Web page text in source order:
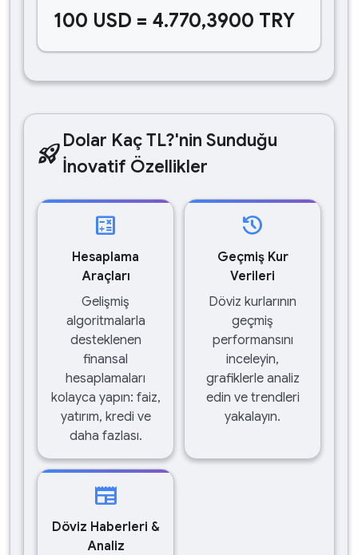
100 USD = 4.770,3900 TRY
rocket_launchDolar Kaç TL?'nin Sunduğu
İnovatif Özellikler
calculate
Hesaplama
Araçları
Gelişmiş
algoritmalarla
desteklenen
finansal
hesaplamaları
kolayca yapın: faiz,
yatırım, kredi ve
daha fazlası.
history
Geçmiş Kur
Verileri
Döviz kurlarının
geçmiş
performansını
inceleyin,
grafiklerle analiz
edin ve trendleri
yakalayın.
newspaper
Döviz Haberleri &
Analiz